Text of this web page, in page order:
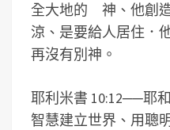
全大地的 神、他創
涼、是要給人居住．
再沒有別神。
耶利米書 10:12──耶
智慧建立世界、用聰